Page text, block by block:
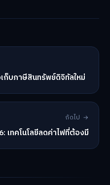
ก็บภาษีสินทรัพย์ดิจิทัลใหม่
ถัดไป →
เทคโนโลยีลดค่าไฟที่ต้องมี